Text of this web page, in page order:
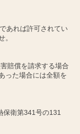
あれば許可されてい
。
賠償を請求する場合
った場合には全額を
保衛第341号の131